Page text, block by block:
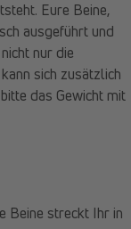
Eure Beine,
ausgeführt und
nur die
sich zusätzlich
das Gewicht mit
Beine streckt Ihr in